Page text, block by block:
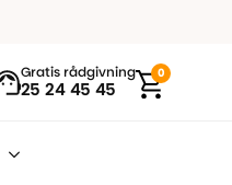
Gratis rådgivning
25 24 45 45
0